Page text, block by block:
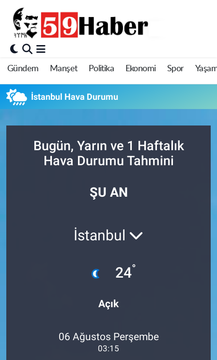
Gündem Manşet Politika Ekonomi Spor
İstanbul Hava Durumu
Bugün, Yarın ve 1 Haftalık
Hava Durumu Tahmini
ŞU AN
İstanbul
24°
Açık
06 Ağustos Perşembe
03:15